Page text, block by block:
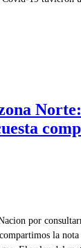
por
la